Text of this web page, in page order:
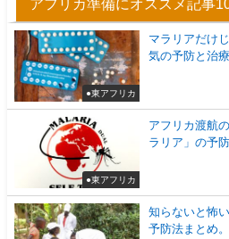
アフリカ準備にオススメ記事
●東アフリカ
マラリアだけ
気の予防と治
●東アフリカ
アフリカ渡航
ラリア」の予
知らないと怖
予防法まとめ。